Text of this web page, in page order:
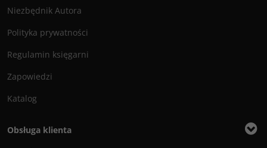
Niezbędnik Autora
Polityka prywatności
Regulamin księgarni
Zapowiedzi
Katalog
Obsługa klienta